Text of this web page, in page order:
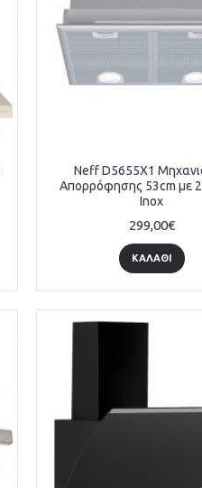
Neff D5655X1
Απορρόφησης 53cm με
Inox
299,00€
ΚΑΛΆΘΙ